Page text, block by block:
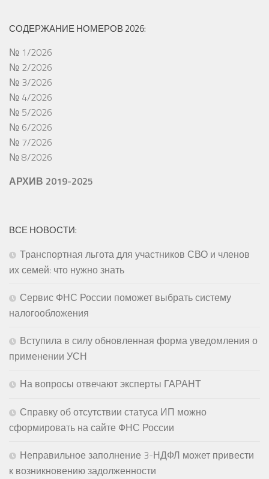
СОДЕРЖАНИЕ НОМЕРОВ 2026:
№ 1/2026
№ 2/2026
№ 3/2026
№ 4/2026
№ 5/2026
№ 6/2026
№ 7/2026
№ 8/2026
АРХИВ 2019-2025
ВСЕ НОВОСТИ:
Транспортная льгота для участников СВО и членов
их семей: что нужно знать
Сервис ФНС России поможет выбрать систему
налогообложения
Вступила в силу обновленная форма уведомления о
применении УСН
На вопросы отвечают эксперты ГАРАНТ
Справку об отсутствии статуса ИП можно
сформировать на сайте ФНС России
Неправильное заполнение 3-НДФЛ может привести
к возникновению задолженности